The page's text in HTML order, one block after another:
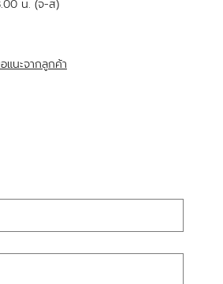
น. (จ-ส)
แนะจากลูกค้า